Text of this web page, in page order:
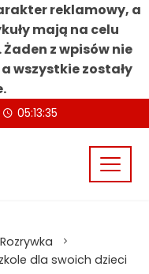
reklamowy, a
mają na celu
z wpisów nie
wszystkie zostały
05:13:36
dla swoich dzieci